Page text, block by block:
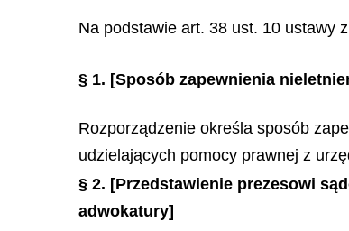
Na podstawie art. 38 ust. 10 ustawy
§ 1. [Sposób zapewnienia
Rozporządzenie określa sposób
udzielających pomocy prawnej z
§ 2. [Przedstawienie prezesowi
adwokatury]